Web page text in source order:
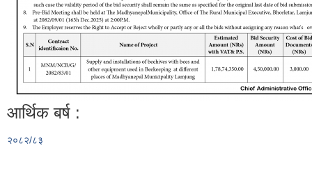
आर्थिक बर्ष :
२०८२/८३